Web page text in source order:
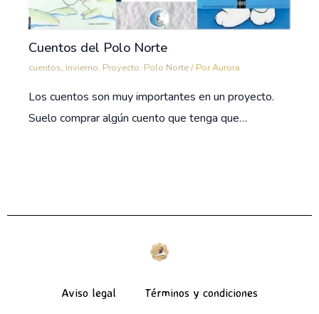
Cuentos del Polo Norte
cuentos, invierno, Proyecto: Polo Norte/ PorAurora
Los cuentos son muy importantes en un proyecto.
Suelo comprar algún cuento que tenga que…
Aviso legal Términos y condiciones